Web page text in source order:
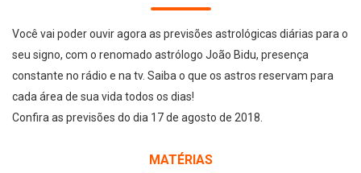
Você vai poder ouvir agora as previsões astrológicas diárias para o
seu signo, com o renomado astrólogo João Bidu, presença
constante no rádio e na tv. Saiba o que os astros reservam para
cada área de sua vida todos os dias!
Confira as previsões do dia 17 de agosto de 2018.
MATÉRIAS